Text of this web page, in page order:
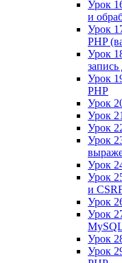
Урок
и
Урок
PHP
Урок
Урок
PHP
Урок
Урок
Урок
Урок
Урок
Урок
и
Урок
Урок
Урок
Урок